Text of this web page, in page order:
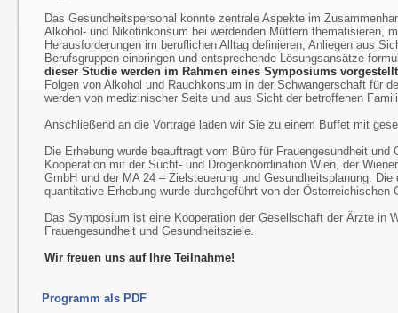
Das Gesundheitspersonal konnte zentrale Aspekte im
Alkohol- und Nikotinkonsum bei werdenden Müttern thematisieren,
Herausforderungen im beruflichen Alltag definieren, Anliegen aus
Berufsgruppen einbringen und entsprechende Lösungsansätze
dieser Studie werden im Rahmen eines Symposiums
Folgen von Alkohol und Rauchkonsum in der Schwangerschaft für
werden von medizinischer Seite und aus Sicht der betroffenen
Anschließend an die Vorträge laden wir Sie zu einem Buffet mit
Die Erhebung wurde beauftragt vom Büro für Frauengesundheit und
Kooperation mit der Sucht- und Drogenkoordination Wien, der
GmbH und der MA 24 – Zielsteuerung und Gesundheitsplanung. Die
quantitative Erhebung wurde durchgeführt von der Österreichischen
Das Symposium ist eine Kooperation der Gesellschaft der Ärzte in
Frauengesundheit und Gesundheitsziele.
Wir freuen uns auf Ihre Teilnahme!
Programm als PDF